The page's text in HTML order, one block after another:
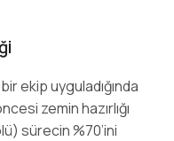
ekip uyguladığında
zemin hazırlığı
sürecin %70’ini